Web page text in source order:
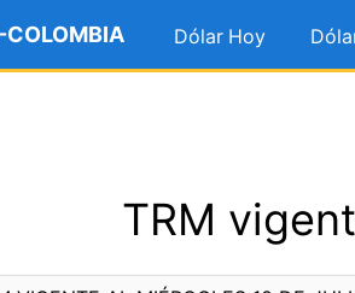
COLOMBIA Dólar Hoy
TRM